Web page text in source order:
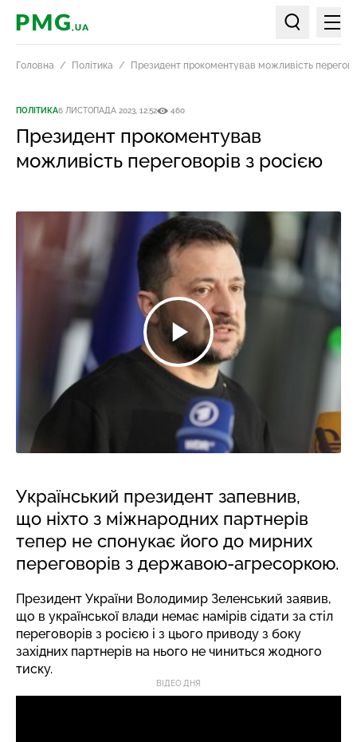
PMG.ua
Пошук по
Головна Політика Президент прокоментував можливість
ПОЛІТИКА6 ЛИСТОПАДА 2023, 12:52 460
Президент прокоментував
можливість переговорів з росією
Український президент запевнив,
що ніхто з міжнародних партнерів
тепер не спонукає його до мирних
переговорів з державою-агресоркою.
Президент України Володимир Зеленський заявив,
що в української влади немає намірів сідати за стіл
переговорів з росією і з цього приводу з боку
західних партнерів на нього не чиниться жодного
тиску.
ВІДЕО ДНЯ